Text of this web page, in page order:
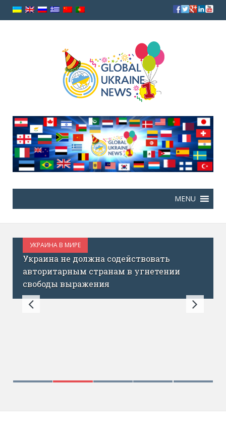
УКРАИНА В МИРЕ
ОКТЯБРЬ 18, 2017
Украина не должна содействовать
авторитарным странам в угнетении
свободы выражения